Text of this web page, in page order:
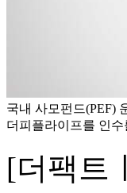
국내 사모펀드(PEF)
더피플라이프를 인
[더팩트